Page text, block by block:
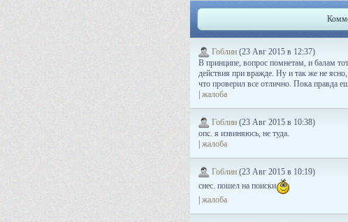
Гоблин (23 Авг 2015 в 12:37)
В принципе, вопрос помнетам, и балам
действия при вражде. Ну и так же не
что проверил все отлично. Пока правда
| жалоба
Гоблин (23 Авг 2015 в 10:38)
опс. я извиняюсь, не туда.
жалоба
Гоблин (23 Авг 2015 в 10:19)
снес. пошел на поиски
жалоба